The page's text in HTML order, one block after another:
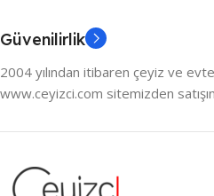
Güvenilirlik
2004 yılından itibaren çeyiz ve
www.ceyizci.com sitemizden